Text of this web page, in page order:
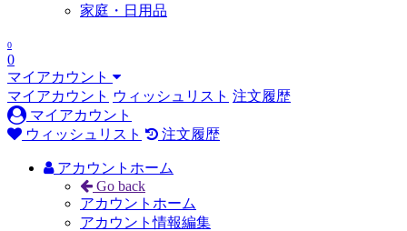
家庭・日用品
0
0
マイアカウント
マイアカウント ウィッシュリスト 注文履歴
マイアカウント
ウィッシュリスト
注文履歴
アカウントホーム
Go back
アカウントホーム
アカウント情報編集